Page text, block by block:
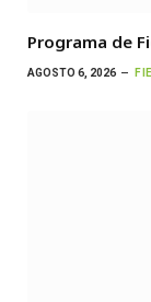
Programa de
AGOSTO 6, 2026